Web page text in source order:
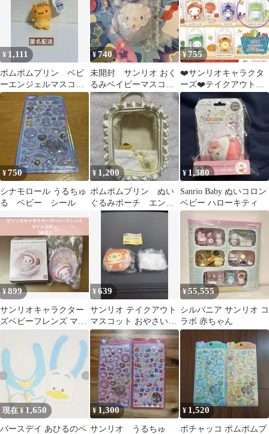
¥ 1,111
ポムポムプリン ベビ
ーエンジェルマスコッ
ト ベーグル
¥740
未開封 サンリオ おく
るみベイビーマスコッ
ト シナモン
¥755
❤️サンリオキャラクタ
ーズ❤️テイクアウトマ
スコット❤️おやさいベ
ビー❤️シナモロール❤️
¥750
シナモロール うるちゅ
る ベビー シール
¥ 1,200
ポムポムプリン ぬい
ぐるみポーチ エンジ
ョイアイドルシリーズ
¥ 1,380
Sanrio Baby ぬいコロン
ベビー ハローキティ
¥899
サンリオキャラクター
ズベビーフレンズ マイ
メロディ【新品】
¥639
サンリオ テイクアウト
マスコット おやさいベ
ビーver. ポムポムプリ
ン
¥ 55,555
シルバニア サンリオ コ
ラボ 赤ちゃん
現在 ¥1,650
バースデイ あひるのペ
¥ 1,300
サンリオ うるちゅ
¥ 1,520
ポチャッコ ポムポムプ